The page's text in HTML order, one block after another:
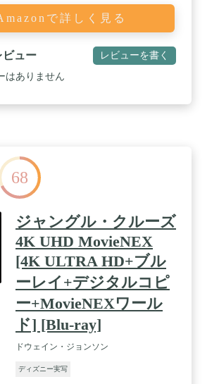
で詳しく見る
ビュー レビューを書く
はありません
68
ジャングル・クルーズ
4K UHD MovieNEX
[4K ULTRA HD+ブル
ーレイ+デジタルコピ
ー+MovieNEXワール
ド] [Blu-ray]
ドウェイン・ジョンソン
ディズニー実写